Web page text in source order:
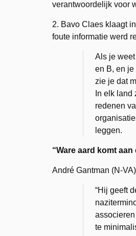
verantwoordelijk voor
2. Bavo Claes klaagt
foute informatie werd
Als je
en B, en
zie je dat
In elk
redenen
leggen.
“Ware aard komt
André Gantman (N-
“Hij geeft
te